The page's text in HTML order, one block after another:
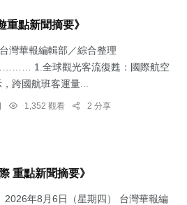
重點新聞摘要》
灣華報編輯部／綜合整理
全球觀光客流復甦：國際航空
跨國航班客運量...
1,352 觀看 2 分享
重點新聞摘要》
2026年8月6日（星期四） 台灣華報編